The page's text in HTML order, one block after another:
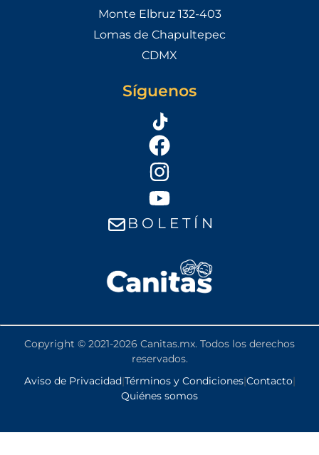
Monte Elbruz 132-403
Lomas de Chapultepec
CDMX
Síguenos
B O L E T Í N
Copyright © 2021-2026 Canitas.mx. Todos los derechos
reservados.
Aviso de Privacidad|Términos y Condiciones|Contacto|
Quiénes somos